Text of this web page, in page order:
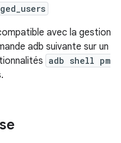
avec la gestion
adb suivante sur un
adb shell pm